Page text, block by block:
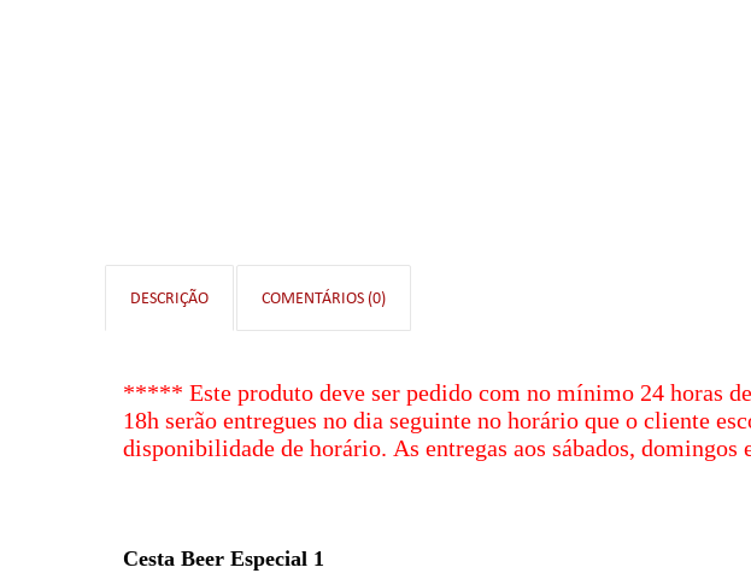
DESCRIÇÃO COMENTÁRIOS (0)
***** Este produto deve ser pedido com no mínimo 24 horas
18h serão entregues no dia seguinte no horário que o cliente
disponibilidade de horário. As entregas aos sábados,
Cesta Beer Especial 1